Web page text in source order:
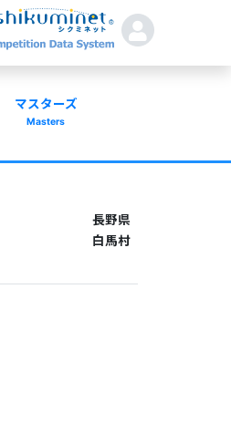
マスターズ
Masters
長野県
白馬村